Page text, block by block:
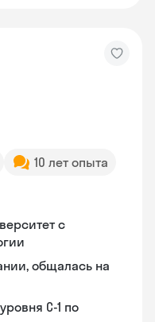
10 лет опыта
с
общалась на
C-1 по